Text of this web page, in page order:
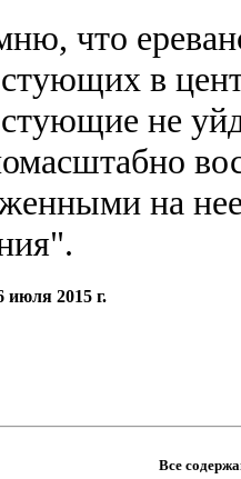
что
в
не
на
июля 2015 г.
Все